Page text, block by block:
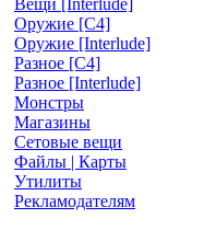
Вещи [Interlude]
Оружие [С4]
Оружие [Interlude]
Разное [C4]
Разное [Interlude]
Монстры
Магазины
Сетовые вещи
Файлы | Карты
Утилиты
Рекламодателям